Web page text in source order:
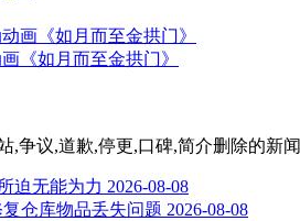
《如月而至金拱门》
,争议,道歉,停更,口碑,简介删除的新闻
迫无能为力 2026-08-08
复仓库物品丢失问题 2026-08-08